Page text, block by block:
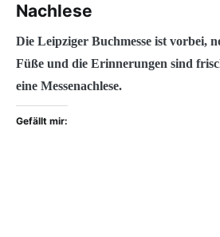
Nachlese
Die Leipziger Buchmesse ist vorbei,
Füße und die Erinnerungen sind
eine Messenachlese.
Gefällt mir: